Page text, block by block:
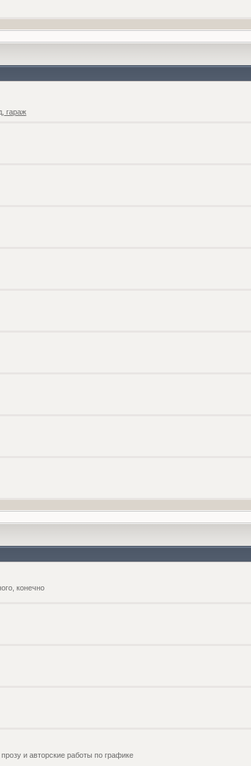
гараж
конечно
и авторские работы по графике